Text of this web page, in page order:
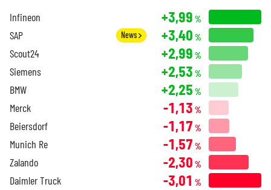
Infineon +3,99 %
SAP News +3,40 %
Scout24 +2,99 %
Siemens +2,53 %
BMW +2,25 %
Merck -1,13 %
Beiersdorf -1,17 %
Munich Re -1,57 %
Zalando -2,30 %
Daimler Truck -3,01 %